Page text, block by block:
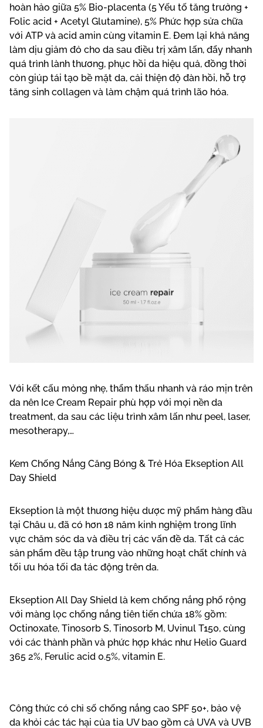
hoàn hảo giữa 5% Bio-placenta (5 Yếu tố tăng trưởng +
Folic acid + Acetyl Glutamine), 5% Phức hợp sửa chữa
với ATP và acid amin cùng vitamin E. Đem lại khả năng
làm dịu giảm đỏ cho da sau điều trị xâm lấn, đẩy nhanh
quá trình lành thương, phục hồi da hiệu quả, đồng thời
còn giúp tái tạo bề mặt da, cải thiện độ đàn hồi, hỗ trợ
tăng sinh collagen và làm chậm quá trình lão hóa.
Với kết cấu mỏng nhẹ, thẩm thấu nhanh và ráo mịn trên
da nên Ice Cream Repair phù hợp với mọi nền da
treatment, da sau các liệu trình xâm lấn như peel, laser,
mesotherapy,…
Kem Chống Nắng Căng Bóng & Trẻ Hóa Ekseption All
Day Shield
Ekseption là một thương hiệu dược mỹ phẩm hàng đầu
tại Châu u, đã có hơn 18 năm kinh nghiệm trong lĩnh
vực chăm sóc da và điều trị các vấn đề da. Tất cả các
sản phẩm đều tập trung vào những hoạt chất chính và
tối ưu hóa tối đa tác động trên da.
Ekseption All Day Shield là kem chống nắng phổ rộng
với màng lọc chống nắng tiên tiến chứa 18% gồm:
Octinoxate, Tinosorb S, Tinosorb M, Uvinul T150, cùng
với các thành phần và phức hợp khác như Helio Guard
365 2%, Ferulic acid 0.5%, vitamin E.
Công thức có chỉ số chống nắng cao SPF 50+, bảo vệ
da khỏi các tác hại của tia UV bao gồm cả UVA và UVB